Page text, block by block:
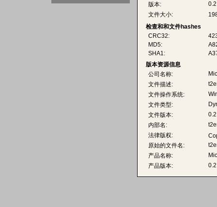
版本:
文件大小:
检查和和文件hashes
CRC32:
MD5:
SHA1:
版本资源信息
公司名称:
文件描述:
文件操作系统:
文件类型:
文件版本:
内部名:
法律版权:
原始的文件名:
产品名称:
产品版本: